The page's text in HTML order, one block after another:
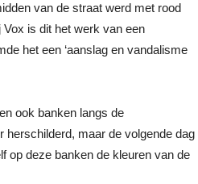
van de straat werd met rood
is dit het werk van een
het een ‘aanslag en vandalisme
ook banken langs de
herschilderd, maar de volgende dag
op deze banken de kleuren van de